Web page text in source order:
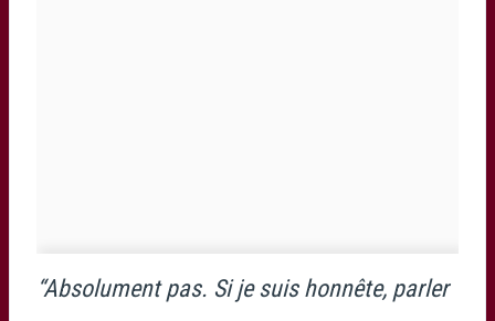
“Absolument pas. Si je suis honnête, parler